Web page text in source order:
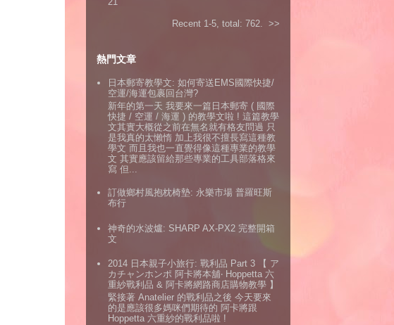
Recent 1-5, total: 762. >>
熱門文章
日本郵寄教學文: 如何寄送EMS國際快捷/
空運/海運包裹回台灣?
新年的第一天 我要來一篇日本郵寄 ( 國際
快捷 / 空運 / 海運 ) 的教學文啦 ! 這篇教學
文其實大概從之前在無名就有格友問過 只
是我真的太懶惰 加上我很不擅長寫這種教
學文 而且我也一直覺得像這種專業的教學
文 其實應該留給那些專業的工具部落格來
寫 但...
訂做鄉村風抱枕椅墊: 永樂市場 普羅旺斯
布行
神奇的水波爐: SHARP AX-PX2 完整開箱
文
2014 日本親子小旅行: 戰利品 Part 3 【 ア
カチャンホンポ 阿卡將本舖‧ Hoppetta 六
重紗戰利品 & 阿卡將網路商店購物教學 】
緊接著 Anatelier 的戰利品之後 今天要來
的是應該很多媽咪們期待的 阿卡將跟
Hoppetta 六重紗的戰利品啦 !